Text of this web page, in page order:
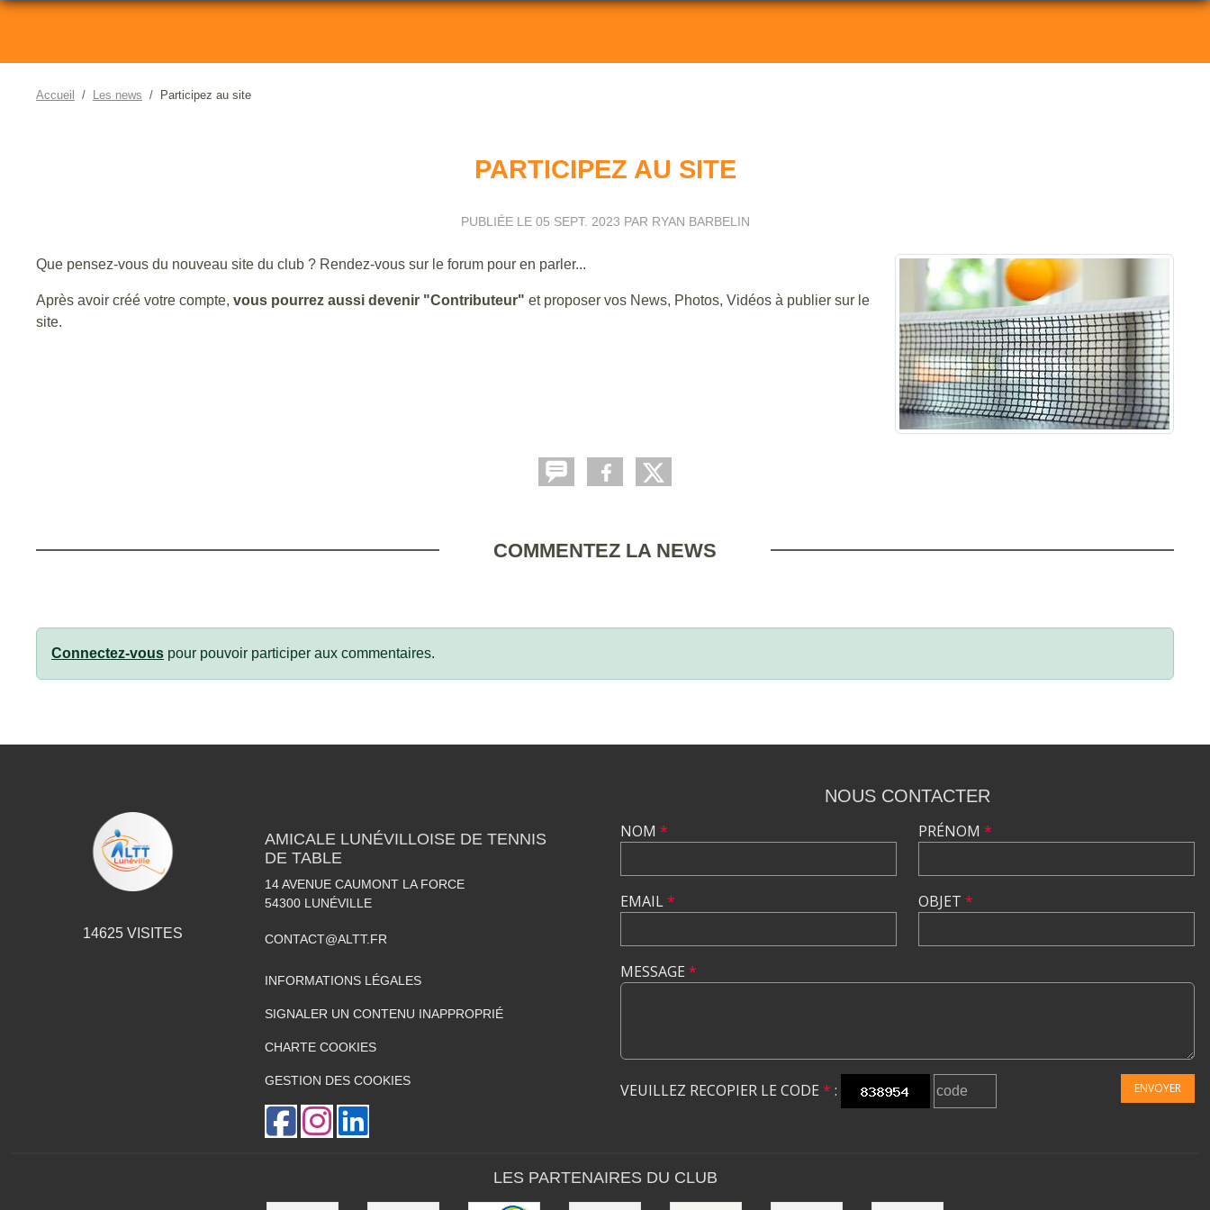
Accueil Les news Participez au site
PARTICIPEZ AU SITE
PUBLIÉE LE 05 SEPT. 2023 PAR RYAN BARBELIN
Que pensez-vous du nouveau site du club ? Rendez-vous sur le forum pour en parler...
Après avoir créé votre compte, vous pourrez aussi devenir "Contributeur" et proposer vos News, Photos, Vidéos à publier sur le
site.
COMMENTEZ LA NEWS
Connectez-vous pour pouvoir participer aux commentaires.
14625VISITES
AMICALE LUNÉVILLOISE DE TENNIS
DE TABLE
14 AVENUE CAUMONT LA FORCE
54300 LUNÉVILLE
CONTACT@ALTT.FR
INFORMATIONS LÉGALES
SIGNALER UN CONTENU INAPPROPRIÉ
CHARTE COOKIES
GESTION DES COOKIES
NOUS CONTACTER
NOM *
EMAIL*
PRÉNOM *
OBJET *
MESSAGE *
VEUILLEZ RECOPIER LE CODE * : ENVOYER
LES PARTENAIRES DU CLUB